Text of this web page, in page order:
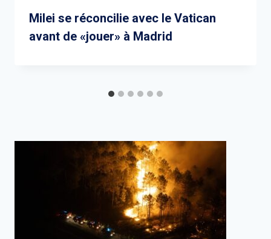
Milei se réconcilie avec le Vatican
avant de «jouer» à Madrid